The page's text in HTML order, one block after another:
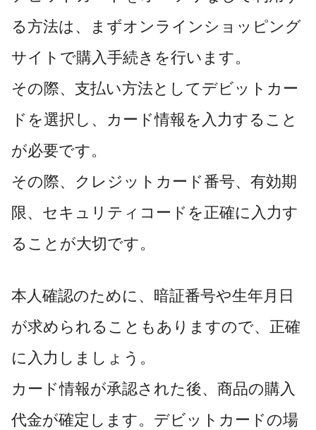
る方法は、まずオンラインショッピング
サイトで購入手続きを行います。
その際、支払い方法としてデビットカー
ドを選択し、カード情報を入力すること
が必要です。
その際、クレジットカード番号、有効期
限、セキュリティコードを正確に入力す
ることが大切です。
本人確認のために、暗証番号や生年月日
が求められることもありますので、正確
に入力しましょう。
カード情報が承認された後、商品の購入
代金が確定します。デビットカードの場